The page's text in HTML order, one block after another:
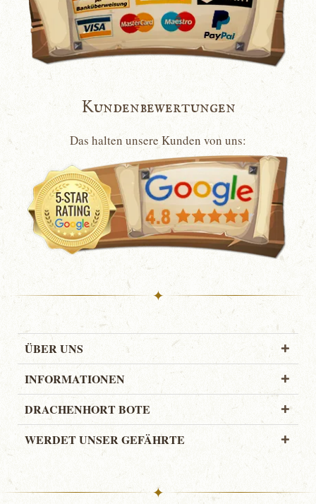
Kundenbewertungen
Das halten unsere Kunden von uns:
✦
ÜBER UNS
INFORMATIONEN
DRACHENHORT BOTE
WERDET UNSER GEFÄHRTE
✦